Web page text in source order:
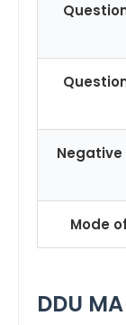
Negative
Mode
DDU